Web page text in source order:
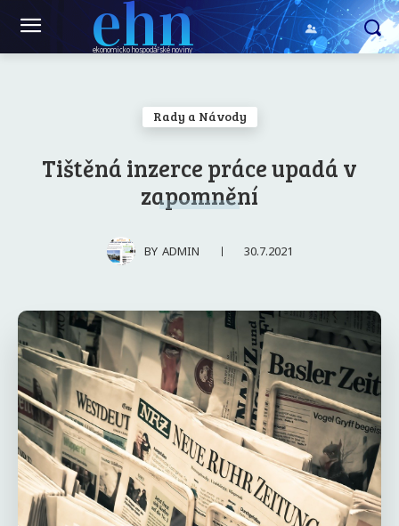
ehn
ekonomicko hospodářské noviny
Rady a Návody
Tištěná inzerce práce upadá v
zapomnění
BY ADMIN 30.7.2021